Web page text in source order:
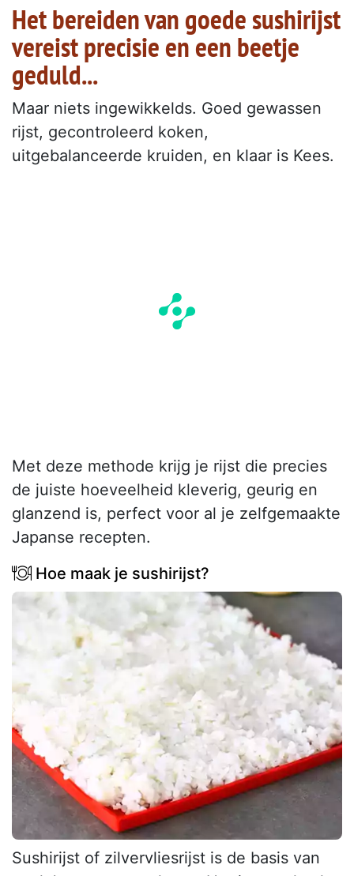
Het bereiden van goede sushirijst
vereist precisie en een beetje
geduld...
Maar niets ingewikkelds. Goed gewassen
rijst, gecontroleerd koken,
uitgebalanceerde kruiden, en klaar is Kees.
Met deze methode krijg je rijst die precies
de juiste hoeveelheid kleverig, geurig en
glanzend is, perfect voor al je zelfgemaakte
Japanse recepten.
Hoe maak je sushirijst?
Sushirijst of zilvervliesrijst is de basis van